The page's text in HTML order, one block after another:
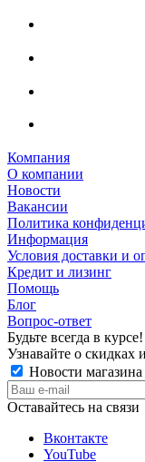
Компания
О компании
Новости
Вакансии
Политика
Информация
Условия доставки и
Кредит и лизинг
Помощь
Блог
Вопрос-ответ
Будьте всегда в курсе!
Узнавайте о скидках
Новости магазина
Оставайтесь на связи
Вконтакте
YouTube